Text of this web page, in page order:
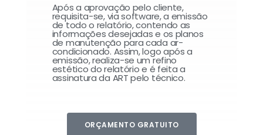
Após a aprovação pelo cliente,
requisita-se, via software, a emissão
de todo o relatório, contendo as
informações desejadas e os planos
de manutenção para cada ar-
condicionado. Assim, logo após a
emissão, realiza-se um refino
estético do relatório e é feita a
assinatura da ART pelo técnico.
ORÇAMENTO GRATUITO